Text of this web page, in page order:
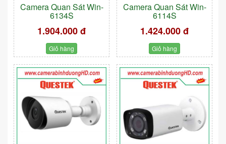
Camera Quan Sát Win-
6134S
1.904.000 đ
Giỏ hàng
Camera Quan Sát Win-
6114S
1.424.000 đ
Giỏ hàng